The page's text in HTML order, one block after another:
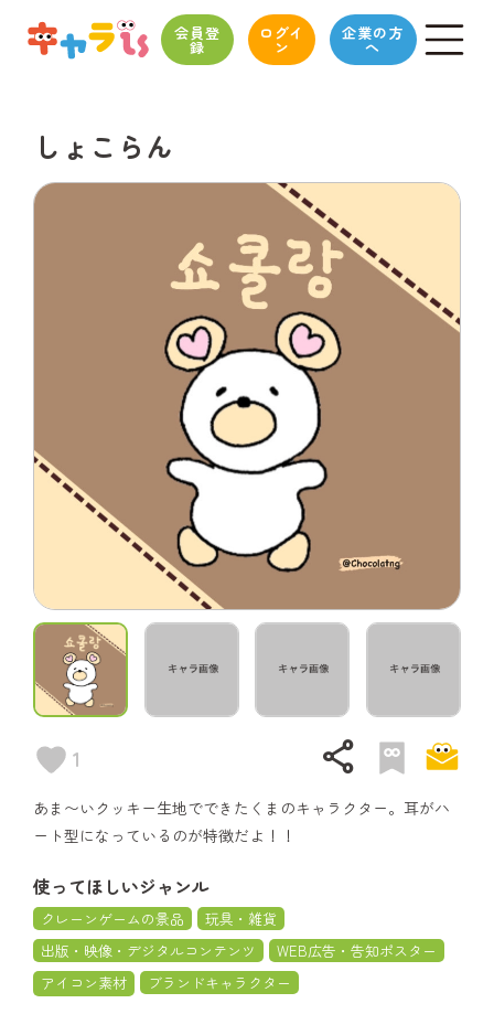
会員登
録
ログイ
ン
企業の方
へ
しょこらん
1 share
あま〜いクッキー生地でできたくまのキャラクター。耳がハ
ート型になっているのが特徴だよ！！
使ってほしいジャンル
クレーンゲームの景品
玩具・雑貨
出版・映像・デジタルコンテンツ
WEB広告・告知ポスター
アイコン素材
ブランドキャラクター